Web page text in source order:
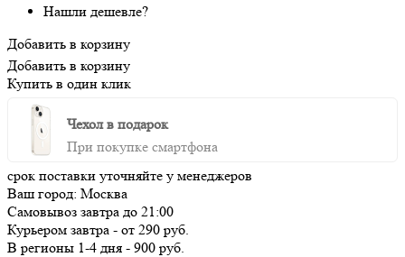
Нашли дешевле?
Добавить в корзину
Добавить в корзину
Купить в один клик
Чехол в подарок
При покупке смартфона
срок поставки уточняйте у менеджеров
Ваш город: Москва
Самовывоз завтра до 21:00
Курьером завтра - от 290 руб.
В регионы 1-4 дня - 900 руб.